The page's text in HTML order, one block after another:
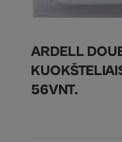
ARDELL
56VNT.